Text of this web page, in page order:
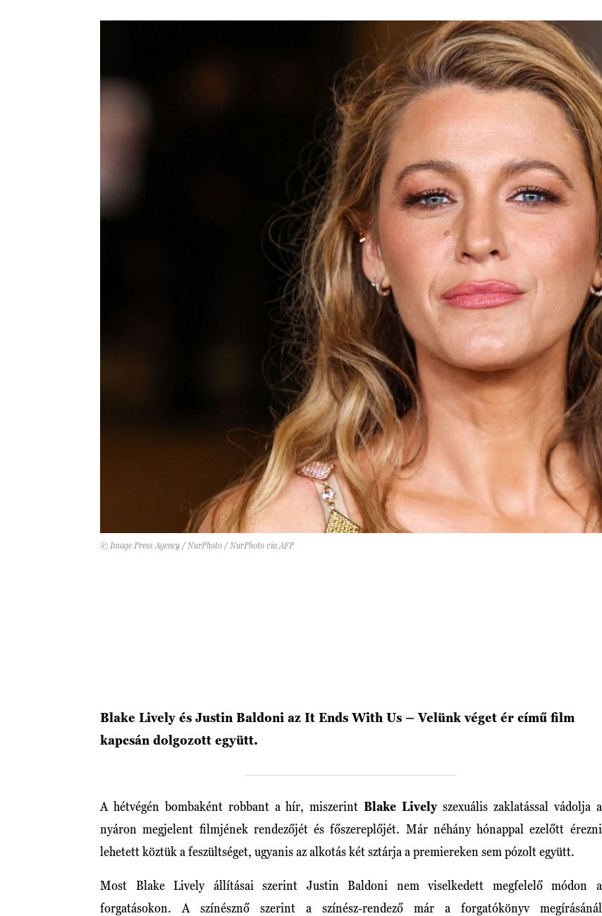
© Image Press Agency / NurPhoto / NurPhoto via AFP
Blake Lively és Justin Baldoni az It Ends With Us – Velünk véget ér című film
kapcsán dolgozott együtt.
A hétvégén bombaként robbant a hír, miszerintBlake Lively szexuális zaklatással vádolja a
nyáron megjelent filmjének rendezőjét és főszereplőjét. Már néhány hónappal ezelőtt érezni
lehetett köztük a feszültséget, ugyanis az alkotás két sztárja a premiereken sem pózolt együtt.
Most Blake Lively állításai szerint Justin Baldoni nem viselkedett megfelelő módon a
forgatásokon. A színésznő szerint a színész-rendező már a forgatókönyv megírásánál